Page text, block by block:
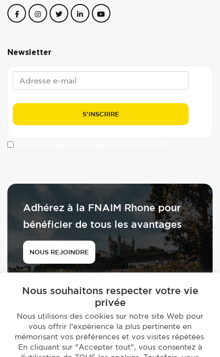
Newsletter
Adhérez à la FNAIM Rhone pour
bénéficier de tous les avantages
NOUS REJOINDRE
© 2026 - FNAIM du Rhône
Mentions légales - Politique de confidentialité
Nous souhaitons respecter votre vie
privée
Nous utilisons des cookies sur notre site Web pour
vous offrir l'expérience la plus pertinente en
mémorisant vos préférences et vos visites répétées.
En cliquant sur "Accepter tout", vous consentez à